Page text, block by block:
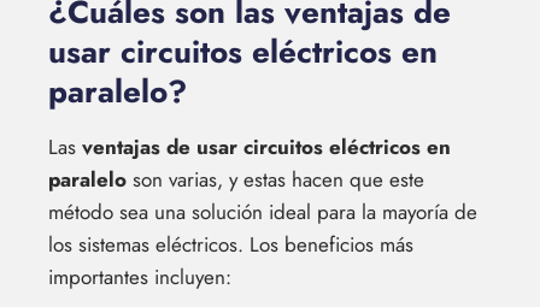
¿Cuáles son las ventajas de
usar circuitos eléctricos en
paralelo?
Las ventajas de usar circuitos eléctricos en
paralelo son varias, y estas hacen que este
método sea una solución ideal para la mayoría de
los sistemas eléctricos. Los beneficios más
importantes incluyen: